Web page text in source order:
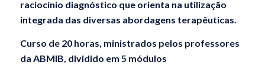
raciocínio diagnóstico que orienta na utilização
integrada das diversas abordagens terapêuticas.
Curso de 20 horas, ministrados pelos professores
da ABMIB, dividido em 5 módulos